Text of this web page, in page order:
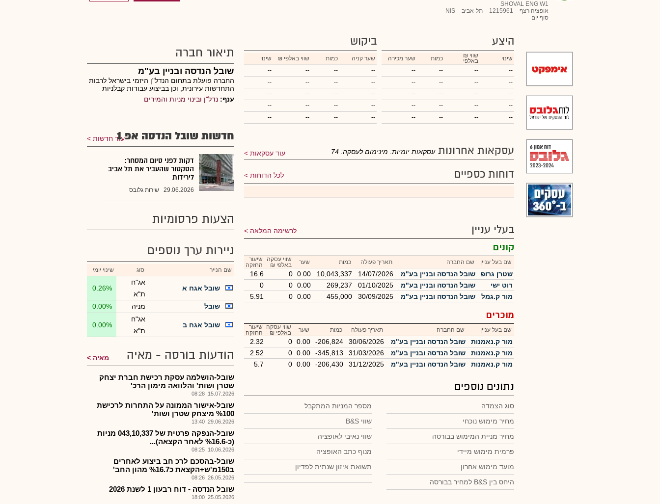
SHOVAL ENG W1
אופציה רצף
1215961 תל-אביב
NIS
סוף יום
היצע
שינוי ₪ שווי
באלפי כמות
שער מכירה
--
--
--
--
--
--
--
--
--
--
--
--
--
--
--
--
--
--
--
--
ביקוש
שער קניה כמות ₪ שווי באלפי
שינוי
--
--
--
--
--
--
--
--
--
--
--
--
--
--
--
--
--
--
--
--
עסקאות אחרונות עוד עסקאות עסקאות יומיות: מינימום לעסקה: 74
דוחות כספיים לכל הדוחות
בעלי עניין לרשימה המלאה
קונים
שם בעל עניין שם החברה תאריך פעולה כמות שער
שווי עסקה
באלפי ₪
שיעור
החזקה
שטרן גרופ שובל הנדסה ובניין בע"מ 14/07/2026
10,043,337
0.00
0
16.6
רוט ישי
שובל הנדסה ובניין בע"מ 01/10/2025
269,237
0.00
0
0
מור ק.גמל
שובל הנדסה ובניין בע"מ 30/09/2025
455,000
0.00
0
5.91
מוכרים
שם בעל עניין שם החברה תאריך פעולה כמות שער
שווי עסקה
באלפי ₪
שיעור
החזקה
מור ק.נאמנות שובל הנדסה ובניין בע"מ 30/06/2026
-206,824
0.00
0
2.32
מור ק.נאמנות
שובל הנדסה ובניין בע"מ 31/03/2026
-345,813
0.00
0
2.52
מור ק.נאמנות
שובל הנדסה ובניין בע"מ 31/12/2025
-206,430
0.00
0
5.7
נתונים נוספים
סוג הצמדה
מחיר מימוש נוכחי
מחיר מניית המימוש בבורסה
פרמית מימוש מיידי
מועד מימוש אחרון
היחס בין B&S למחיר בבורסה
מספר המניות המתקבל
שווי B&S
שווי נאיבי לאופציה
מנוף כתב האופציה
תשואת איזון שנתית לפדיון
תיאור חברה
שובל הנדסה ובניין בע"מ
החברה פועלת בתחום הנדל"ן היזמי בישראל לרבות
התחדשות עירונית, וכן בביצוע עבודות קבלניות
ענף: נדל"ן ובינוי מניות והמירים
חדשות שובל הנדסה אפ 1עוד חדשות
דקות לפני סיום המסחר:
הסקטור שהעביר את תל אביב
לירידות
29.06.2026 שירות גלובס
הצעות פרסומיות
ניירות ערך נוספים
שם הנייר סוג שינוי יומי
שובל אגח א
אג"ח
ת"א
0.26%
שובל מניה 0.00%
שובל אגח ב
אג"ח
ת"א
0.00%
הודעות בורסה - מאיה מאיה
שובל-הושלמה עסקת רכישת חברת יצחק
שטרן ושות' והלוואה מימון הרכ'
15.07.2026, 08:28
שובל-אישור הממונה על התחרות לרכישת
%100 מיצחק שטרן ושות'
29.06.2026, 13:40
שובל-הנפקה פרטית של 043,10,337 מניות
(כ-%16.6 לאחר הקצאה)...
10.06.2026, 08:25
שובל-בהסכם לרכ חב ביצוע לאחרים
ב150מ'ש+הקצאת כ%16.7 מהון החב'
26.05.2026, 08:26
שובל הנדסה - דוח רבעון 1 לשנת 2026
25.05.2026, 18:00